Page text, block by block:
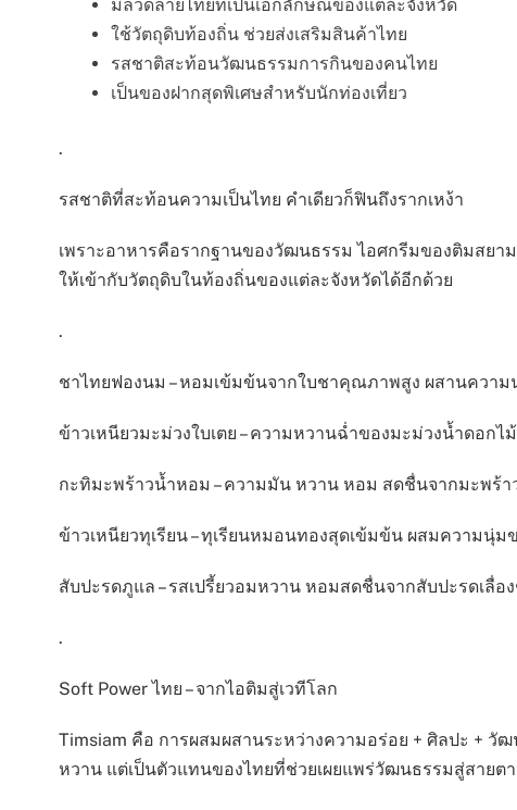
มีลวดลายไทยที่เป็นเอกลักษณ์ของแต่ละจังหวัด
ใช้วัตถุดิบท้องถิ่น ช่วยส่งเสริมสินค้าไทย
รสชาติสะท้อนวัฒนธรรมการกินของคนไทย
เป็นของฝากสุดพิเศษสำหรับนักท่องเที่ยว
.
รสชาติที่สะท้อนความเป็นไทย คำเดียวก็ฟินถึงรากเหง้า
เพราะอาหารคือรากฐานของวัฒนธรรม ไอศกรีมของติมสย
ให้เข้ากับวัตถุดิบในท้องถิ่นของแต่ละจังหวัดได้อีกด้วย
.
ชาไทยฟองนม – หอมเข้มข้นจากใบชาคุณภาพสูง ผสานควา
ข้าวเหนียวมะม่วงใบเตย – ความหวานฉ่ำของมะม่วงน้ำดอกไ
กะทิมะพร้าวน้ำหอม – ความมัน หวาน หอม สดชื่นจากมะพร้า
ข้าวเหนียวทุเรียน – ทุเรียนหมอนทองสุดเข้มข้น ผสมความนุ่ม
สับปะรดภูแล – รสเปรี้ยวอมหวาน หอมสดชื่นจากสับปะรดเลื่อ
.
Soft Power ไทย – จากไอติมสู่เวทีโลก
Timsiam คือ การผสมผสานระหว่างความอร่อย + ศิลปะ + วั
หวาน แต่เป็นตัวแทนของไทยที่ช่วยเผยแพร่วัฒนธรรมสู่สายต